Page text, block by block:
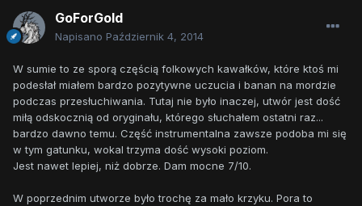
GoForGold
Napisano Październik 4, 2014
W sumie to ze sporą częścią folkowych kawałków, które ktoś mi
podesłał miałem bardzo pozytywne uczucia i banan na mordzie
podczas przesłuchiwania. Tutaj nie było inaczej, utwór jest dość
miłą odskocznią od oryginału, którego słuchałem ostatni raz...
bardzo dawno temu. Część instrumentalna zawsze podoba mi się
w tym gatunku, wokal trzyma dość wysoki poziom.
Jest nawet lepiej, niż dobrze. Dam mocne 7/10.
W poprzednim utworze było trochę za mało krzyku. Pora to